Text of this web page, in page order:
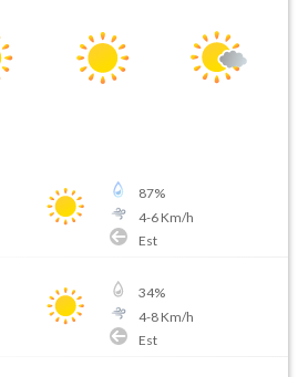
87%
4-6Km/h
Est
34%
4-8Km/h
Est